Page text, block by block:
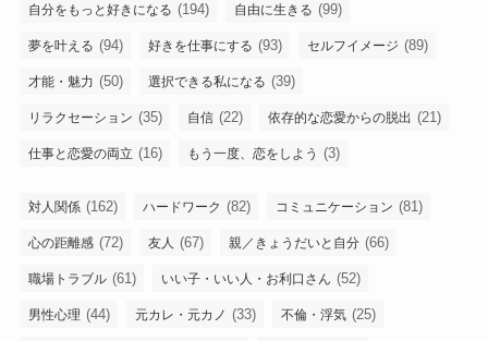
自分をもっと好きになる (194) 自由に生きる (99)
夢を叶える (94) 好きを仕事にする (93) セルフイメージ (89)
才能・魅力 (50) 選択できる私になる (39)
リラクセーション (35) 自信 (22) 依存的な恋愛からの脱出 (21)
仕事と恋愛の両立 (16) もう一度、恋をしよう (3)
対人関係 (162) ハードワーク (82) コミュニケーション (81)
心の距離感 (72) 友人 (67) 親／きょうだいと自分 (66)
職場トラブル (61) いい子・いい人・お利口さん (52)
男性心理 (44) 元カレ・元カノ (33) 不倫・浮気 (25)